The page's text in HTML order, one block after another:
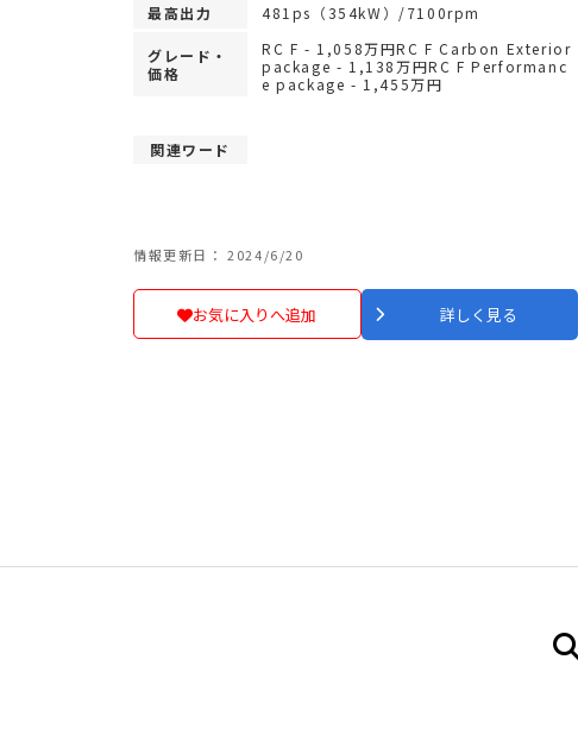
最高出力
481ps（354kW）/7100rpm
グレード・
価格
RC F - 1,058万円RC F Carbon Exterior
package - 1,138万円RC F Performanc
e package - 1,455万円
情報更新日： 2024/6/20
お気に入りへ追加 詳しく見る
関連ワード